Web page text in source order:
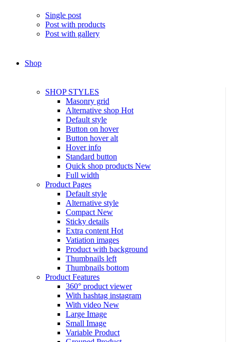
Single post
Post with products
Post with gallery
Shop
SHOP STYLES
Masonry grid
Alternative shop Hot
Default style
Button on hover
Button hover alt
Hover info
Standard button
Quick shop products New
Full width
Product Pages
Default style
Alternative style
Compact New
Sticky details
Extra content Hot
Vatiation images
Product with background
Thumbnails left
Thumbnails bottom
Product Features
360° product viewer
With hashtag instagram
With video New
Large Image
Small Image
Variable Product